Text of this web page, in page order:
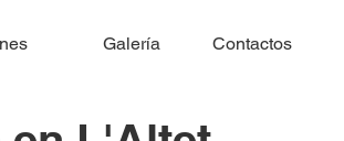
Galería Contactos